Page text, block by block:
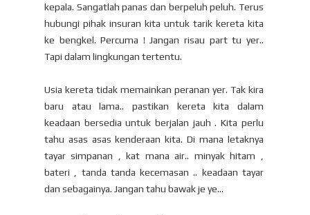
kepala. Sangatlah panas dan berpeluh peluh. Terus
hubungi pihak insuran kita untuk tarik kereta kita
ke bengkel. Percuma ! Jangan risau part tu yer..
Tapi dalam lingkungan tertentu.
Usia kereta tidak memainkan peranan yer. Tak kira
baru atau lama.. pastikan kereta kita dalam
keadaan bersedia untuk berjalan jauh . Kita perlu
tahu asas asas kenderaan kita. Di mana letaknya
tayar simpanan , kat mana air.. minyak hitam ,
bateri , tanda tanda kecemasan .. keadaan tayar
dan sebagainya. Jangan tahu bawak je ye...